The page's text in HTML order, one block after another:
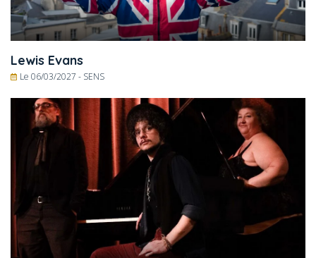
Lewis Evans
Le 06/03/2027 - SENS